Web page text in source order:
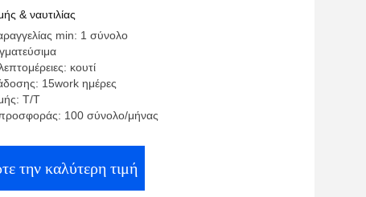
& ναυτιλίας
min: 1 σύνολο
κουτί
15work ημέρες
T/T
100 σύνολο/μήνας
την καλύτερη τιμή